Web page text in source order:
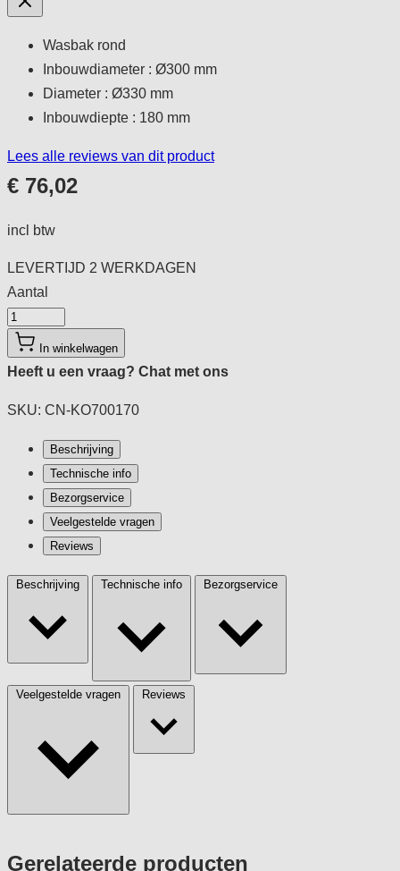
Wasbak rond
Inbouwdiameter : Ø300 mm
Diameter : Ø330 mm
Inbouwdiepte : 180 mm
Lees alle reviews van dit product
€ 76,02
incl btw
LEVERTIJD 2 WERKDAGEN
Aantal
Aantal
In winkelwagen
Heeft u een vraag? Chat met ons
SKU: CN-KO700170
Beschrijving
Technische info
Bezorgservice
Veelgestelde vragen
Reviews
Beschrijving Technische info Bezorgservice
Veelgestelde vragen Reviews
Press
Gerelateerde producten